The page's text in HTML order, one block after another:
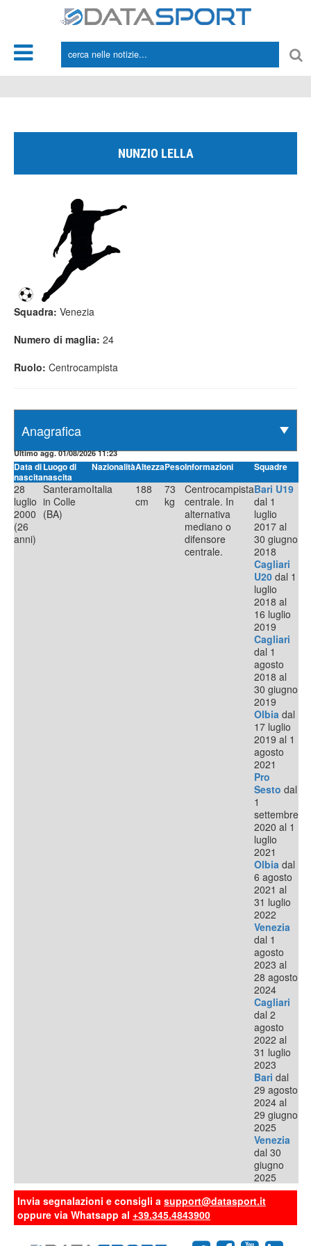
NUNZIO LELLA
Squadra: Venezia
Numero di maglia: 24
Ruolo: Centrocampista
Ultimo agg. 01/08/2026 11:23
Data di
nascita
Luogo di
nascita
NazionalitàAltezzaPesoInformazioni Squadre
28
luglio
2000
(26
anni)
Santeramo
in Colle
(BA)
Italia
188
cm
73
kg
Centrocampista
centrale. In
alternativa
mediano o
difensore
centrale.
Bari U19
dal 1
luglio
2017 al
30 giugno
2018
Cagliari
U20 dal 1
luglio
2018 al
16 luglio
2019
Cagliari
dal 1
agosto
2018 al
30 giugno
2019
Olbia dal
17 luglio
2019 al 1
agosto
2021
Pro
Sesto dal
1
settembre
2020 al 1
luglio
2021
Olbia dal
6 agosto
2021 al
31 luglio
2022
Venezia
dal 1
agosto
2023 al
28 agosto
2024
Cagliari
dal 2
agosto
2022 al
31 luglio
2023
Bari dal
29 agosto
2024 al
29 giugno
2025
Venezia
dal 30
giugno
2025
Invia segnalazioni e consigli a support@datasport.it
oppure via Whatsapp al +39.345.4843900